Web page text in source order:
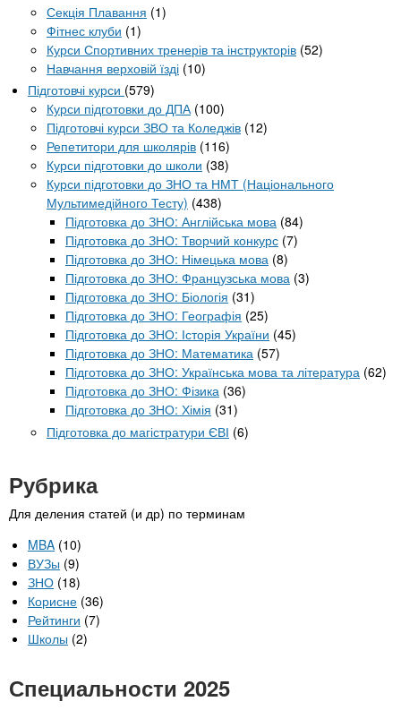
Секція Плавання (1)
Фітнес клуби (1)
Курси Спортивних тренерів та інструкторів (52)
Навчання верховій їзді (10)
Підготовчі курси (579)
Курси підготовки до ДПА (100)
Підготовчі курси ЗВО та Коледжів (12)
Репетитори для школярів (116)
Курси підготовки до школи (38)
Курси підготовки до ЗНО та НМТ (Національного
Мультимедійного Тесту) (438)
Підготовка до ЗНО: Англійська мова (84)
Підготовка до ЗНО: Творчий конкурс (7)
Підготовка до ЗНО: Німецька мова (8)
Підготовка до ЗНО: Французська мова (3)
Підготовка до ЗНО: Біологія (31)
Підготовка до ЗНО: Географія (25)
Підготовка до ЗНО: Історія України (45)
Підготовка до ЗНО: Математика (57)
Підготовка до ЗНО: Українська мова та література (62)
Підготовка до ЗНО: Фізика (36)
Підготовка до ЗНО: Хімія (31)
Підготовка до магістратури ЄВІ (6)
Рубрика
Для деления статей (и др) по терминам
MBA (10)
ВУЗы (9)
ЗНО (18)
Корисне (36)
Рейтинги (7)
Школы (2)
Специальности 2025